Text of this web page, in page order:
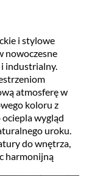
i stylowe
nowoczesne
industrialny.
atmosferę w
koloru z
wygląd
uroku.
do wnętrza,
harmonijną